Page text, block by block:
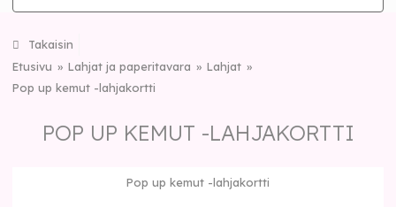
Takaisin
Etusivu
Lahjat ja paperitavara
Lahjat
Pop up kemut -lahjakortti
POP UP KEMUT -LAHJAKORTTI
Pop up kemut -lahjakortti